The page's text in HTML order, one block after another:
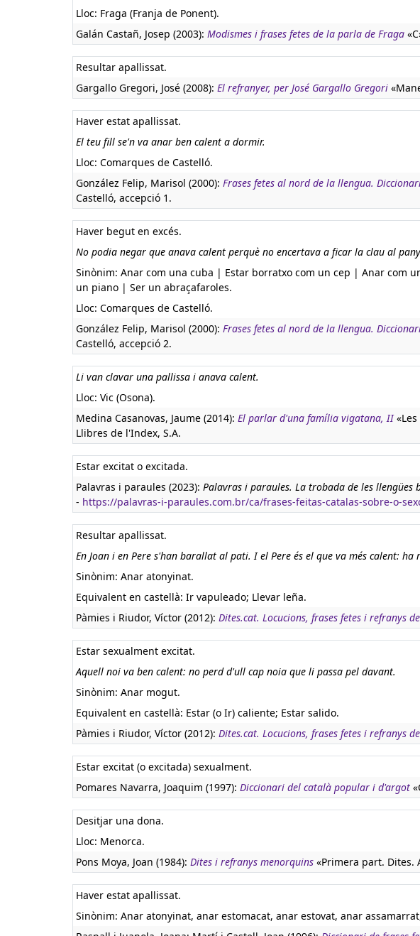
Lloc: Fraga (Franja de Ponent).
Galán Castañ, Josep (2003): Modismes i frases fetes de la parla de Fraga
Resultar apallissat.
Gargallo Gregori, José (2008): El refranyer, per José Gargallo Gregori
Haver estat apallissat.
El teu fill se'n va anar ben calent a dormir.
Lloc: Comarques de Castelló.
González Felip, Marisol (2000): Frases fetes al nord de la llengua.
Castelló, accepció 1.
Haver begut en excés.
No podia negar que anava calent perquè no encertava a ficar la clau al
Sinònim: Anar com una cuba | Estar borratxo com un cep | Anar com
un piano | Ser un abraçafaroles.
Lloc: Comarques de Castelló.
González Felip, Marisol (2000): Frases fetes al nord de la llengua.
Castelló, accepció 2.
Li van clavar una pallissa i anava calent.
Lloc: Vic (Osona).
Medina Casanovas, Jaume (2014): El parlar d'una família vigatana, II«Les
Llibres de l'Index, S.A.
Estar excitat o excitada.
Palavras i paraules (2023): Palavras i paraules. La trobada de les llengües
- https://palavras-i-paraules.com.br/ca/frases-feitas-catalas-sobre-o-
Resultar apallissat.
En Joan i en Pere s'han barallat al pati. I el Pere és el que va més calent: ha
Sinònim: Anar atonyinat.
Equivalent en castellà: Ir vapuleado; Llevar leña.
Pàmies i Riudor, Víctor (2012): Dites.cat. Locucions, frases fetes i refranys
Estar sexualment excitat.
Aquell noi va ben calent: no perd d'ull cap noia que li passa pel davant.
Sinònim: Anar mogut.
Equivalent en castellà: Estar (o Ir) caliente; Estar salido.
Pàmies i Riudor, Víctor (2012): Dites.cat. Locucions, frases fetes i refranys
Estar excitat (o excitada) sexualment.
Pomares Navarra, Joaquim (1997): Diccionari del català popular i d'argot
Desitjar una dona.
Lloc: Menorca.
Pons Moya, Joan (1984): Dites i refranys menorquins «Primera part. Dites.
Haver estat apallissat.
Sinònim: Anar atonyinat, anar estomacat, anar estovat, anar